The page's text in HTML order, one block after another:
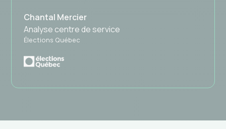
Chantal Mercier
Analyse centre de service
Élections Québec